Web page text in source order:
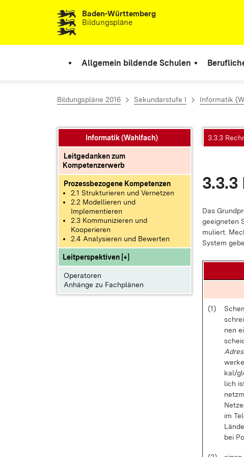
Zum Inhalt springenBaden-Württemberg
Bildungspläne
Allgemein bildende Schulen
Bildungspläne 2016 Sekundarstufe I Informatik
Informatik (Wahlfach)
Leitgedanken zum
Kompetenzerwerb
Prozessbezogene Kompetenzen
2.1 Strukturieren und Vernetzen
2.2 Modellieren und
Implementieren
2.3 Kommunizieren und
Kooperieren
2.4 Analysieren und Bewerten
Leitperspektiven [+]
Operatoren
Anhänge zu Fachplänen
3.3.3
Das
ge­eig­ne­ten
mu­liert.
Sys­tem
(1)
nen
kal/​
lich
im
bei